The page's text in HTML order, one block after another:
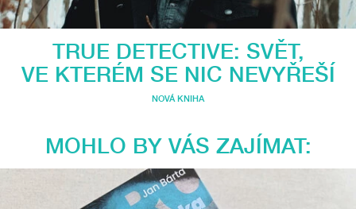
TRUE DETECTIVE: SVĚT,
VE KTERÉM SE NIC NEVYŘEŠÍ
NOVÁ KNIHA
MOHLO BY VÁS ZAJÍMAT: